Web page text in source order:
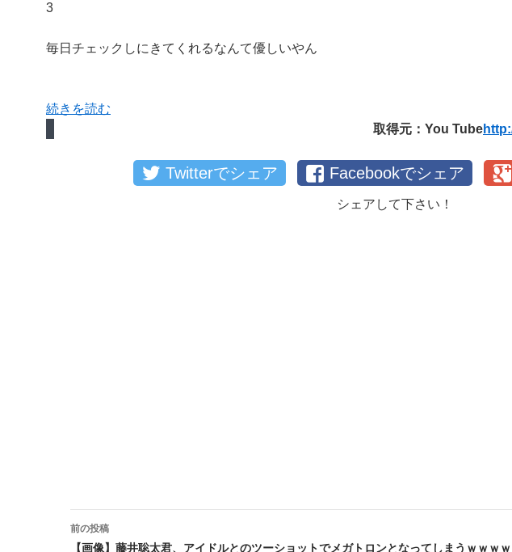
3
毎日チェックしにきてくれるなんて優しいやん
続きを読む
取得元：You Tube
Twitterでシェア Facebookでシェア
シェアして下さい！
前の投稿
【画像】藤井聡太君、アイドルとのツーショットでメガトロンとなってしまうｗｗｗｗ